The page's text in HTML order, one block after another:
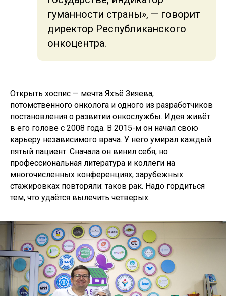
гуманности страны», — говорит
директор Республиканского
онкоцентра.
Открыть хоспис — мечта Яхъё Зияева,
потомственного онколога и одного из разработчиков
постановления о развитии онкослужбы. Идея живёт
в его голове с 2008 года. В 2015-м он начал свою
карьеру независимого врача. У него умирал каждый
пятый пациент. Сначала он винил себя, но
профессиональная литература и коллеги на
многочисленных конференциях, зарубежных
стажировках повторяли: таков рак. Надо гордиться
тем, что удаётся вылечить четверых.